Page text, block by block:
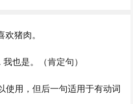
猪肉。
也是。（肯定句）
使用，但后一句适用于有动词